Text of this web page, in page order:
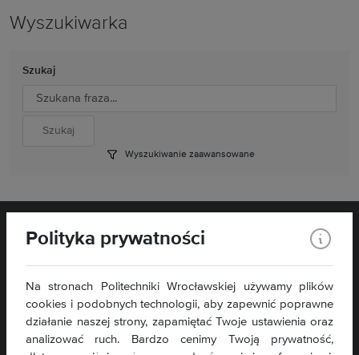
Wyszukiwarka
Szukaj
Wyszukiwanie zaawansowane
Kontakt:
Polityka prywatności
Na stronach Politechniki Wrocławskiej używamy plików
cookies i podobnych technologii, aby zapewnić poprawne
działanie naszej strony, zapamiętać Twoje ustawienia oraz
analizować ruch. Bardzo cenimy Twoją prywatność,